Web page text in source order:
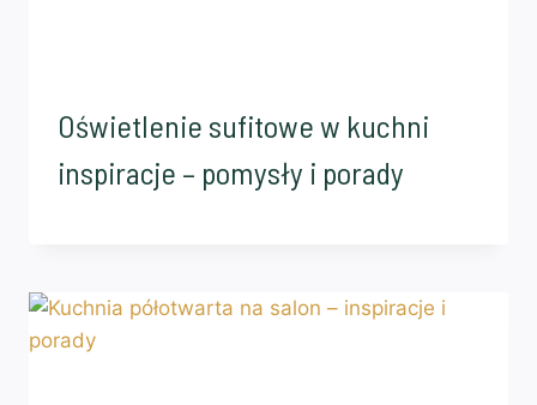
Oświetlenie sufitowe w kuchni
inspiracje – pomysły i porady